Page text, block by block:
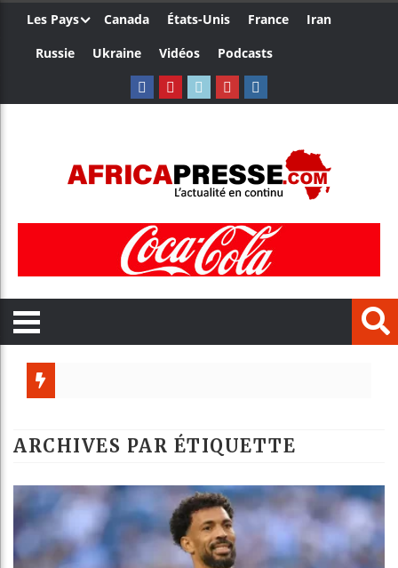
Les Pays Canada États-Unis France
Iran
Russie
Ukraine Vidéos Podcasts
Guinée :
Réforme
Bénin :
ARCHIVES PAR ÉTIQUETTE